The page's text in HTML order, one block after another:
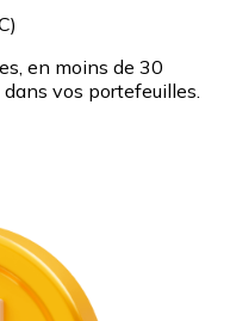
en moins de 30
vos portefeuilles.